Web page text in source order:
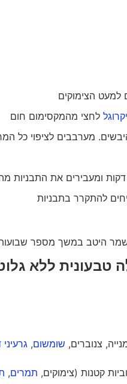
הצימוקים
לחצי מהמקסימום חום
מערבבים לציפוי כל
להתקרר בתבניות
היטב במשך מספר
טבעונית ללא
שומשום,
קטנות (צימוקים, תמרים,